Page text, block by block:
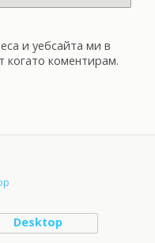
и уебсайта ми в
когато коментирам.
Desktop